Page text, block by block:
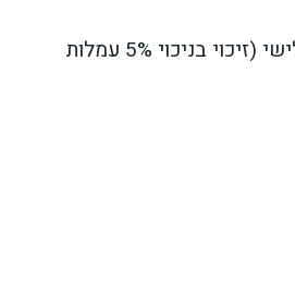
עד השבוע השלישי (זיכוי בניכוי 5% עמלות